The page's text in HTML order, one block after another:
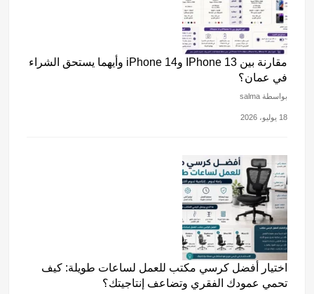
مقارنة بين IPhone 13 وiPhone 14 وأيهما يستحق الشراء
في عمان؟
بواسطة salma
18 يوليو، 2026
اختيار أفضل كرسي مكتب للعمل لساعات طويلة: كيف
تحمي عمودك الفقري وتضاعف إنتاجيتك؟